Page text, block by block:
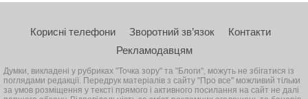
Корисні телефони Зворотний зв’язок
Контакти
Рекламодавцям
Думки, викладені у рубриках "Точка зору" та "Блоги", можуть не збігатися із
поглядами редакції. Передрук матеріалів з сайту "Про все" можливий тільки
за умов розміщення у тексті прямого і активного посилання на сайт не далі